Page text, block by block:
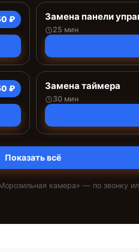
₽ Замена панели
25 мин
₽ Замена таймера
30 мин
Показать всё
камера» — по звонку